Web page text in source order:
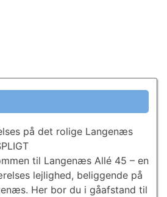
på det rolige Langenæs
til Langenæs Allé 45 – en
lejlighed, beliggende på
Her bor du i gåafstand til